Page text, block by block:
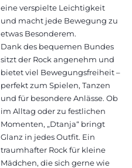
eine verspielte Leichtigkeit
und macht jede Bewegung zu
etwas Besonderem.
Dank des bequemen Bundes
sitzt der Rock angenehm und
bietet viel Bewegungsfreiheit –
perfekt zum Spielen, Tanzen
und für besondere Anlässe. Ob
im Alltag oder zu festlichen
Momenten, „Dtanja“ bringt
Glanz in jedes Outfit. Ein
traumhafter Rock für kleine
Mädchen, die sich gerne wie